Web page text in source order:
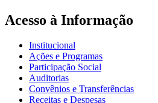
Acesso à Informação
Institucional
Ações e Programas
Participação Social
Auditorias
Convênios e Transferências
Receitas e Despesas